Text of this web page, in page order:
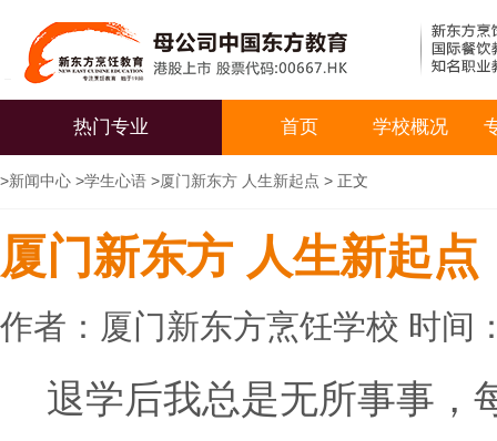
热门专业 首页 学校概况
>新闻中心 >学生心语 >厦门新东方 人生新起点 > 正文
厦门新东方 人生新起点
作者：厦门新东方烹饪学校 时间
退学后我总是无所事事，